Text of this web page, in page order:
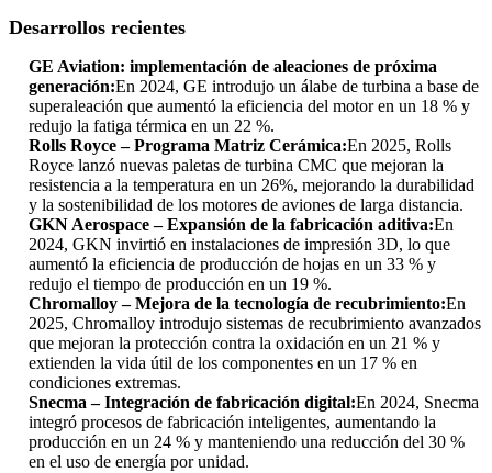
Desarrollos recientes
GE Aviation: implementación de aleaciones de próxima
generación:En 2024, GE introdujo un álabe de turbina a base de
superaleación que aumentó la eficiencia del motor en un 18 % y
redujo la fatiga térmica en un 22 %.
Rolls Royce – Programa Matriz Cerámica:En 2025, Rolls
Royce lanzó nuevas paletas de turbina CMC que mejoran la
resistencia a la temperatura en un 26%, mejorando la durabilidad
y la sostenibilidad de los motores de aviones de larga distancia.
GKN Aerospace – Expansión de la fabricación aditiva:En
2024, GKN invirtió en instalaciones de impresión 3D, lo que
aumentó la eficiencia de producción de hojas en un 33 % y
redujo el tiempo de producción en un 19 %.
Chromalloy – Mejora de la tecnología de recubrimiento:En
2025, Chromalloy introdujo sistemas de recubrimiento avanzados
que mejoran la protección contra la oxidación en un 21 % y
extienden la vida útil de los componentes en un 17 % en
condiciones extremas.
Snecma – Integración de fabricación digital:En 2024, Snecma
integró procesos de fabricación inteligentes, aumentando la
producción en un 24 % y manteniendo una reducción del 30 %
en el uso de energía por unidad.